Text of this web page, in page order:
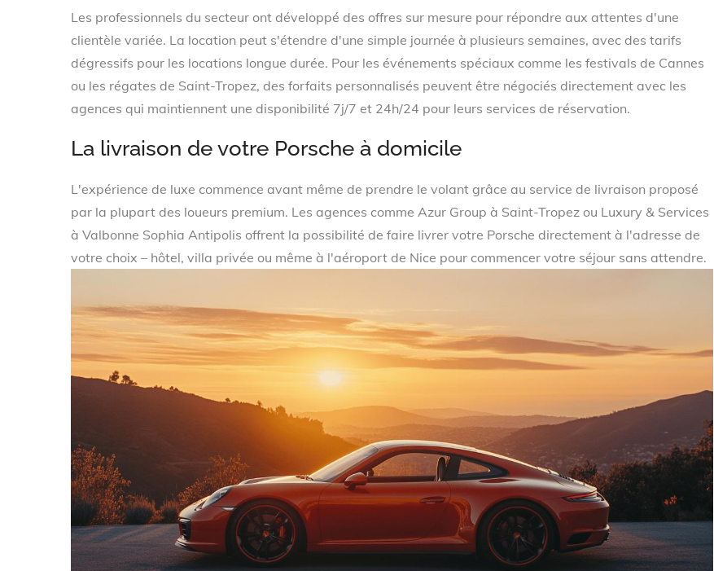
Les professionnels du secteur ont développé des offres sur mesure pour répondre aux attentes d'une
clientèle variée. La location peut s'étendre d'une simple journée à plusieurs semaines, avec des tarifs
dégressifs pour les locations longue durée. Pour les événements spéciaux comme les festivals de Cannes
ou les régates de Saint-Tropez, des forfaits personnalisés peuvent être négociés directement avec les
agences qui maintiennent une disponibilité 7j/7 et 24h/24 pour leurs services de réservation.
La livraison de votre Porsche à domicile
L'expérience de luxe commence avant même de prendre le volant grâce au service de livraison proposé
par la plupart des loueurs premium. Les agences comme Azur Group à Saint-Tropez ou Luxury & Services
à Valbonne Sophia Antipolis offrent la possibilité de faire livrer votre Porsche directement à l'adresse de
votre choix – hôtel, villa privée ou même à l'aéroport de Nice pour commencer votre séjour sans attendre.